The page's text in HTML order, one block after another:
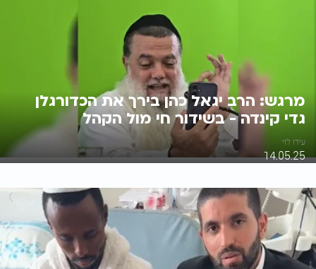
מרגש: הרב יגאל כהן בירך את הכדורגלן
גדי קינדה - בשידור חי מול הקהל
עידו לוי
14.05.25